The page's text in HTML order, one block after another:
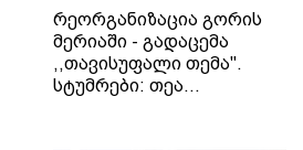
რეორგანიზაცია გორის
მერიაში - გადაცემა
,,თავისუფალი თემა".
სტუმრები: თეა